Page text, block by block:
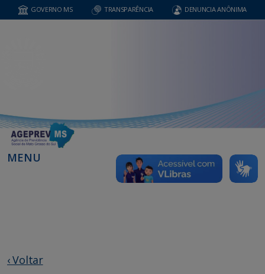
GOVERNO MS TRANSPARÊNCIA DENUNCIA ANÔNIMA
MENU
‹ Voltar